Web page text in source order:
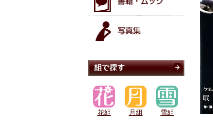
花組 月組 雪組